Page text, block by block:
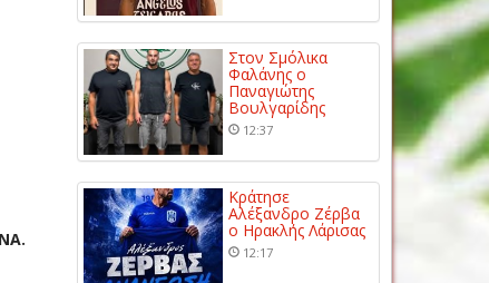
Στον Σμόλικα
Φαλάνης ο
Παναγιώτης
Βουλγαρίδης
12:37
Κράτησε
Αλέξανδρο Ζέρβα
ο Ηρακλής Λάρισας
12:17